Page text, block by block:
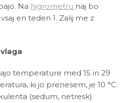
Na higrometru naj bo
en teden 1. Zalij me z
temperature med 15 in 29
ki jo prenesem, je 10 °C.
(sedum, netresk)